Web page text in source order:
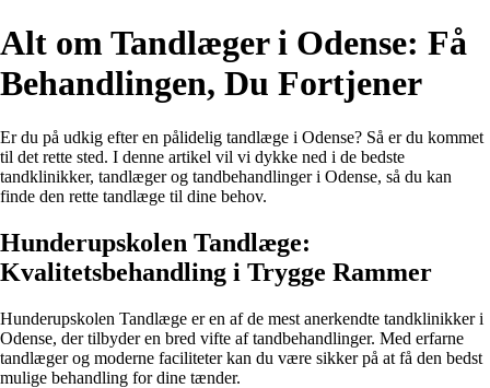
Alt om Tandlæger i Odense: Få
Behandlingen, Du Fortjener
Er du på udkig efter en pålidelig tandlæge i Odense? Så er du kommet
til det rette sted. I denne artikel vil vi dykke ned i de bedste
tandklinikker, tandlæger og tandbehandlinger i Odense, så du kan
finde den rette tandlæge til dine behov.
Hunderupskolen Tandlæge:
Kvalitetsbehandling i Trygge Rammer
Hunderupskolen Tandlæge er en af de mest anerkendte tandklinikker i
Odense, der tilbyder en bred vifte af tandbehandlinger. Med erfarne
tandlæger og moderne faciliteter kan du være sikker på at få den bedst
mulige behandling for dine tænder.